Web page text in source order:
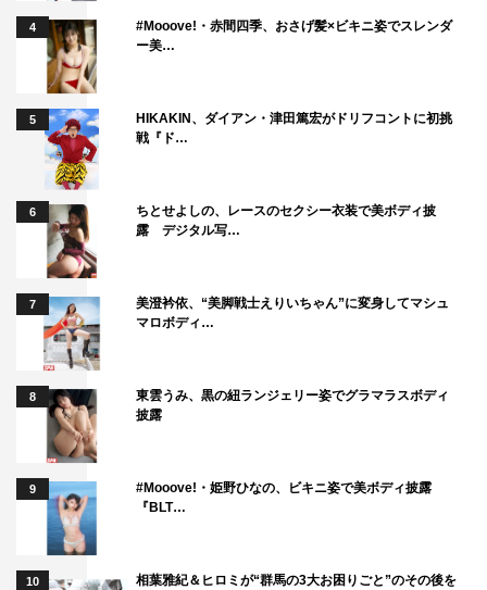
4
#Mooove!・赤間四季、おさげ髪×ビキニ姿でスレンダ
ー美…
5
HIKAKIN、ダイアン・津田篤宏がドリフコントに初挑
戦『ド…
6
ちとせよしの、レースのセクシー衣装で美ボディ披
露 デジタル写…
7
美澄衿依、“美脚戦士えりいちゃん”に変身してマシュ
マロボディ…
8
東雲うみ、黒の紐ランジェリー姿でグラマラスボディ
披露
9
#Mooove!・姫野ひなの、ビキニ姿で美ボディ披露
『BLT…
10 相葉雅紀＆ヒロミが“群馬の3大お困りごと”のその後を